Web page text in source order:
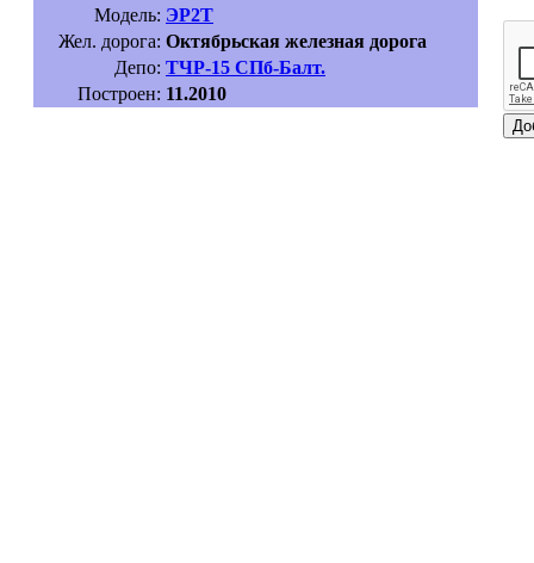
Модель: ЭР2Т
Жел. дорога: Октябрьская железная дорога
Депо: ТЧР-15 СПб-Балт.
Построен: 11.2010